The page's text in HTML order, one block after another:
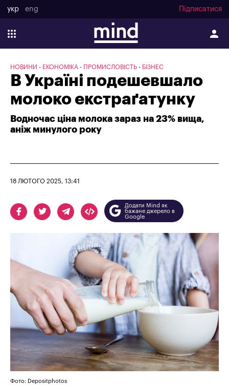
укр eng Підписатися
НОВИНИ ЕКОНОМІКА ПРОМИСЛОВІСТЬ БІЗНЕС
В Україні подешевшало
молоко екстраґатунку
Водночас ціна молока зараз на 23% вища,
аніж минулого року
18 ЛЮТОГО 2025, 13:41
Додати Mind як
бажане джерело в
Google
Фото: Depositphotos